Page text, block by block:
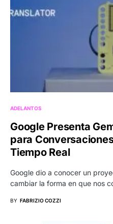
ADELANTOS
Google Presenta
para
Tiempo Real
Google dio a conocer un
cambiar la forma en que nos
BY FABRIZIO COZZI